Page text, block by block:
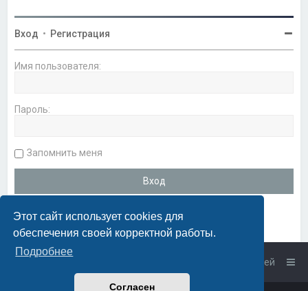
Этот сайт использует cookies для
обеспечения своей корректной работы.
Подробнее
Согласен
Вход • Регистрация
Имя пользователя:
Пароль:
Запомнить меня
Связаться с администрацией